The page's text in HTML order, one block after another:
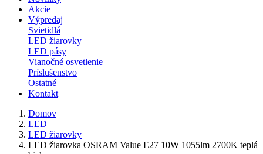
Akcie
Výpredaj
Svietidlá
LED žiarovky
LED pásy
Vianočné osvetlenie
Príslušenstvo
Ostatné
Kontakt
Domov
LED
LED žiarovky
LED žiarovka OSRAM Value E27 10W 1055lm 2700K teplá